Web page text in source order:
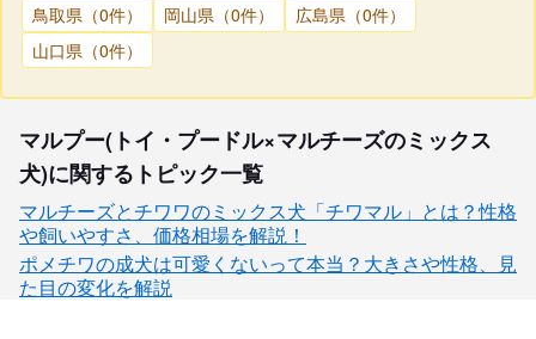
鳥取県（0件）
岡山県（0件）
広島県（0件）
山口県（0件）
マルプー(トイ・プードル×マルチーズのミックス
犬)に関するトピック一覧
マルチーズとチワワのミックス犬「チワマル」とは？性格
や飼いやすさ、価格相場を解説！
ポメチワの成犬は可愛くないって本当？大きさや性格、見
た目の変化を解説